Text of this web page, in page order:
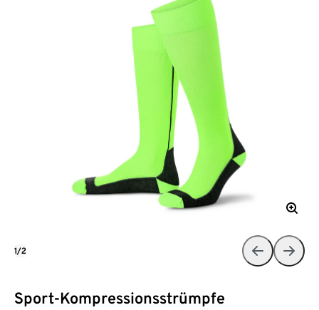
Sport-Kompressionsstrümpfe
1/2